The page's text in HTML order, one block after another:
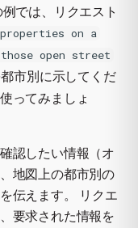
では、リクエスト
on a
open street
市別に示してくだ
ってみましょ
認したい情報（オ
地図上の都市別の
伝えます。 リクエ
要求された情報を